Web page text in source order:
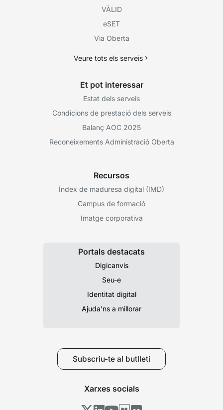
VÀLID
eSET
Via Oberta
Veure tots els serveis
Et pot interessar
Estat dels serveis
Condicions de prestació dels serveis
Balanç AOC 2025
Reconeixements Administració Oberta
Recursos
Índex de maduresa digital (IMD)
Campus de formació
Imatge corporativa
Portals destacats
Digicanvis
Seu-e
Identitat digital
Ajuda’ns a millorar
Subscriu-te al butlletí
Xarxes socials